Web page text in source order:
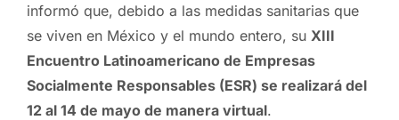
informó que, debido a las medidas sanitarias que
se viven en México y el mundo entero, su XIII
Encuentro Latinoamericano de Empresas
Socialmente Responsables (ESR) se realizará del
12 al 14 de mayo de manera virtual.